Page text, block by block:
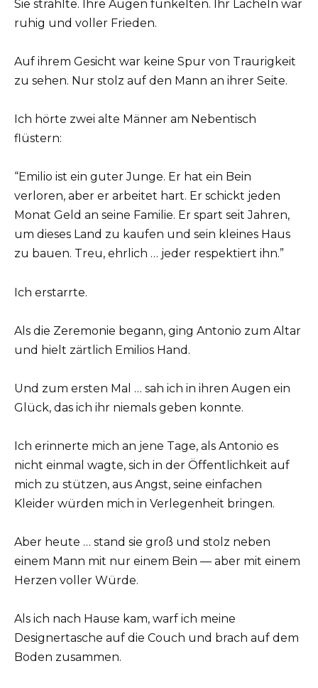
Sie strahlte. Ihre Augen funkelten. Ihr Lächeln war
ruhig und voller Frieden.
Auf ihrem Gesicht war keine Spur von Traurigkeit
zu sehen. Nur stolz auf den Mann an ihrer Seite.
Ich hörte zwei alte Männer am Nebentisch
flüstern:
“Emilio ist ein guter Junge. Er hat ein Bein
verloren, aber er arbeitet hart. Er schickt jeden
Monat Geld an seine Familie. Er spart seit Jahren,
um dieses Land zu kaufen und sein kleines Haus
zu bauen. Treu, ehrlich … jeder respektiert ihn.”
Ich erstarrte.
Als die Zeremonie begann, ging Antonio zum Altar
und hielt zärtlich Emilios Hand.
Und zum ersten Mal … sah ich in ihren Augen ein
Glück, das ich ihr niemals geben konnte.
Ich erinnerte mich an jene Tage, als Antonio es
nicht einmal wagte, sich in der Öffentlichkeit auf
mich zu stützen, aus Angst, seine einfachen
Kleider würden mich in Verlegenheit bringen.
Aber heute … stand sie groß und stolz neben
einem Mann mit nur einem Bein — aber mit einem
Herzen voller Würde.
Als ich nach Hause kam, warf ich meine
Designertasche auf die Couch und brach auf dem
Boden zusammen.